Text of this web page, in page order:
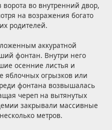
во внутренний двор,
на возражения богато
родителей.
аккуратной
фонтан. Внутри него
осенние листья и
яблочных огрызков или
фонтана возвышалась
череп на вытянутых
закрывали массивные
метров.